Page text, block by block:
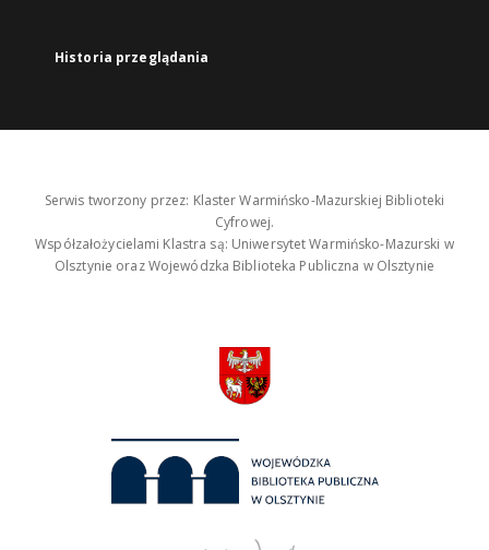
Historia przeglądania
Serwis tworzony przez: Klaster Warmińsko-Mazurskiej Biblioteki
Cyfrowej.
Współzałożycielami Klastra są: Uniwersytet Warmińsko-Mazurski w
Olsztynie oraz Wojewódzka Biblioteka Publiczna w Olsztynie